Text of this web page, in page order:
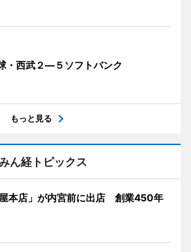
・西武２―５ソフトバンク
もっと見る
ん経トピックス
本店」が内宮前に出店 創業450年